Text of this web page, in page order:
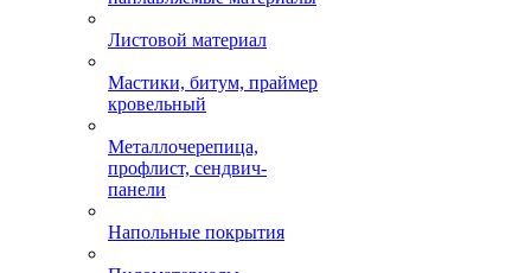
Листовой материал
Мастики, битум, праймер
кровельный
Металлочерепица,
профлист, сендвич-
панели
Напольные покрытия